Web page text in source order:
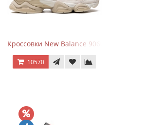
Кроссовки New Balance 9060 Beige White
10570